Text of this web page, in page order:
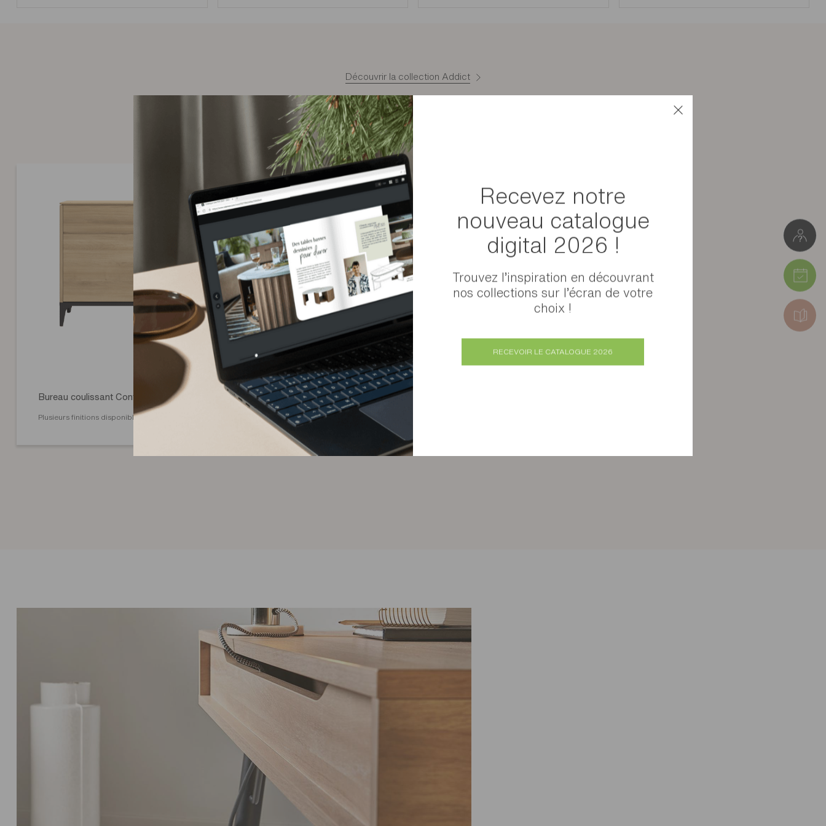
Dimensions L. 136cm * H.77cm * P.60cm
Dimensions des colis
Colis 1 : 41 x 11 x 100 cm (7kg)
Colis 2 : 61 x 7 x 144 cm (26kg)
Colis 3 : 20 x 5 x 75 cm (5,5kg)
Découvrir la collection Addict
Produits similaires
Bureau coulissant Confident Addict
Plusieurs finitions disponibles
Bureau pivotant Illusion Addict
Plusieurs finitions disponibles
Recevez notre
nouveau catalogue
digital 2026 !
Trouvez l’inspiration en découvrant
nos collections sur l’écran de votre
choix !
RECEVOIR LE CATALOGUE 2026